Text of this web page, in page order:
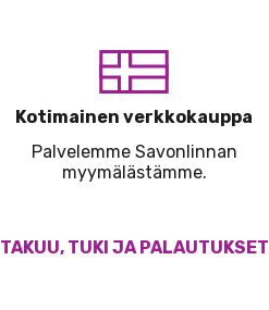
Kotimainen verkkokauppa
Palvelemme Savonlinnan
myymälästämme.
TAKUU, TUKI JA PALAUTUKSET